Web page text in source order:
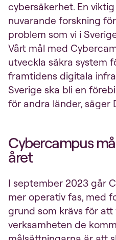
cybersäkerhet. En
nuvarande forskning
problem som vi i
Vårt mål med
utveckla säkra system
framtidens digitala
Sverige ska bli en
för andra länder, säger
Cybercampus
året
I september 2023 går
mer operativ fas, med
grund som krävs för
verksamheten de